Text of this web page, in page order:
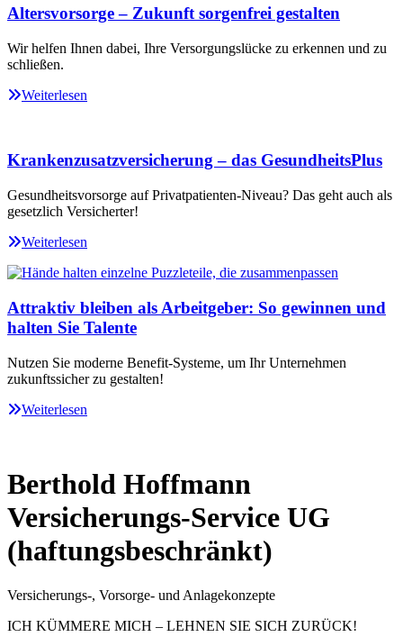
Altersvorsorge – Zukunft sorgenfrei gestalten
Wir helfen Ihnen dabei, Ihre Versorgungslücke zu erkennen und zu
schließen.
Weiterlesen
Krankenzusatzversicherung – das GesundheitsPlus
Gesundheitsvorsorge auf Privatpatienten-Niveau? Das geht auch als
gesetzlich Versicherter!
Weiterlesen
Attraktiv bleiben als Arbeitgeber: So gewinnen und
halten Sie Talente
Nutzen Sie moderne Benefit-Systeme, um Ihr Unternehmen
zukunftssicher zu gestalten!
Weiterlesen
Berthold Hoffmann
Versicherungs-Service UG
(haftungsbeschränkt)
Versicherungs-, Vorsorge- und Anlagekonzepte
ICH KÜMMERE MICH – LEHNEN SIE SICH ZURÜCK!